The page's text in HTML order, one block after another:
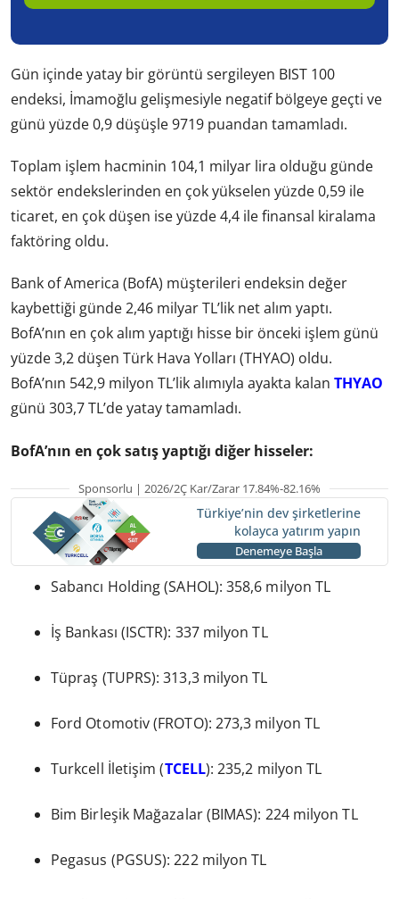
Gün içinde yatay bir görüntü sergileyen BIST 100
endeksi, İmamoğlu gelişmesiyle negatif bölgeye geçti ve
günü yüzde 0,9 düşüşle 9719 puandan tamamladı.
Toplam işlem hacminin 104,1 milyar lira olduğu günde
sektör endekslerinden en çok yükselen yüzde 0,59 ile
ticaret, en çok düşen ise yüzde 4,4 ile finansal kiralama
faktöring oldu.
Bank of America (BofA) müşterileri endeksin değer
kaybettiği günde 2,46 milyar TL’lik net alım yaptı.
BofA’nın en çok alım yaptığı hisse bir önceki işlem günü
yüzde 3,2 düşen Türk Hava Yolları (THYAO) oldu.
BofA’nın 542,9 milyon TL’lik alımıyla ayakta kalan THYAO
günü 303,7 TL’de yatay tamamladı.
BofA’nın en çok satış yaptığı diğer hisseler:
Sponsorlu | 2026/2Ç Kar/Zarar 17.84%-82.16%
Türkiye’nin dev şirketlerine
kolayca yatırım yapın
Denemeye Başla
Sabancı Holding (SAHOL): 358,6 milyon TL
İş Bankası (ISCTR): 337 milyon TL
Tüpraş (TUPRS): 313,3 milyon TL
Ford Otomotiv (FROTO): 273,3 milyon TL
Turkcell İletişim (TCELL): 235,2 milyon TL
Bim Birleşik Mağazalar (BIMAS): 224 milyon TL
Pegasus (PGSUS): 222 milyon TL